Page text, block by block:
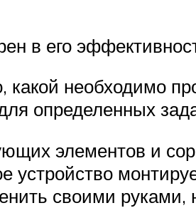
в его
необходимо
определенных
элементов и
своими руками,